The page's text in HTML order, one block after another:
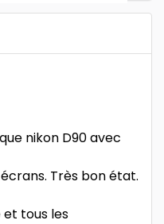
nikon D90 avec
Très bon état.
et tous les